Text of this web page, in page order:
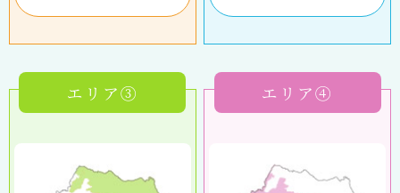
エリア③ エリア④